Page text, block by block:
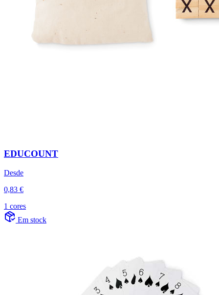
EDUCOUNT
Desde
0,83 €
1 cores
Em stock